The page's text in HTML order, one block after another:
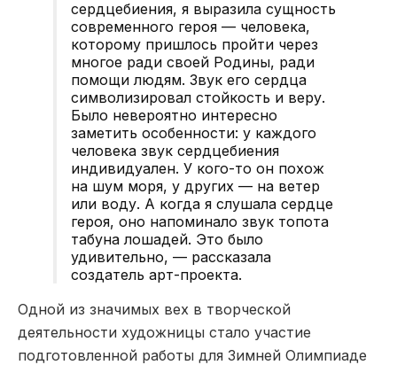
сердцебиения, я выразила сущность
современного героя — человека,
которому пришлось пройти через
многое ради своей Родины, ради
помощи людям. Звук его сердца
символизировал стойкость и веру.
Было невероятно интересно
заметить особенности: у каждого
человека звук сердцебиения
индивидуален. У кого-то он похож
на шум моря, у других — на ветер
или воду. А когда я слушала сердце
героя, оно напоминало звук топота
табуна лошадей. Это было
удивительно, — рассказала
создатель арт-проекта.
Одной из значимых вех в творческой
деятельности художницы стало участие
подготовленной работы для Зимней Олимпиаде